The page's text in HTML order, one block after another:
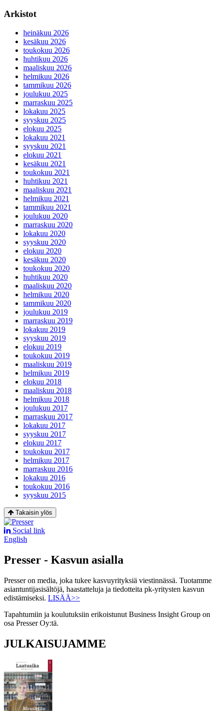
Arkistot
heinäkuu 2026
kesäkuu 2026
toukokuu 2026
huhtikuu 2026
maaliskuu 2026
helmikuu 2026
tammikuu 2026
joulukuu 2025
marraskuu 2025
lokakuu 2025
syyskuu 2025
elokuu 2025
lokakuu 2021
syyskuu 2021
elokuu 2021
kesäkuu 2021
toukokuu 2021
huhtikuu 2021
maaliskuu 2021
helmikuu 2021
tammikuu 2021
joulukuu 2020
marraskuu 2020
lokakuu 2020
syyskuu 2020
elokuu 2020
kesäkuu 2020
toukokuu 2020
huhtikuu 2020
maaliskuu 2020
helmikuu 2020
tammikuu 2020
joulukuu 2019
marraskuu 2019
lokakuu 2019
syyskuu 2019
elokuu 2019
toukokuu 2019
maaliskuu 2019
helmikuu 2019
elokuu 2018
maaliskuu 2018
helmikuu 2018
joulukuu 2017
marraskuu 2017
lokakuu 2017
syyskuu 2017
elokuu 2017
toukokuu 2017
helmikuu 2017
marraskuu 2016
lokakuu 2016
toukokuu 2016
syyskuu 2015
Takaisin ylös
Social link
English
Presser - Kasvun asialla
Presser on media, joka tukee kasvuyrityksiä viestinnässä. Tuotamme
asiantuntijasisältöjä, haastatteluja ja tiedotteita pk-yritysten kasvun
edistämiseksi. LISÄÄ>>
Tapahtumiin ja koulutuksiin erikoistunut Business Insight Group on
osa Presser Oy:tä.
JULKAISUJAMME